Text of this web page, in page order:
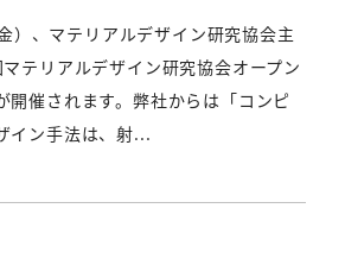
）、マテリアルデザイン研究協会主
テリアルデザイン研究協会オープン
開催されます。弊社からは「コンピ
イン手法は、射...